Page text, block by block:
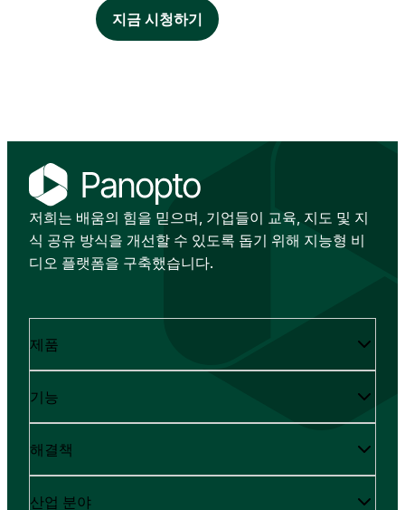
지금 시청하기
저희는 배움의 힘을 믿으며, 기업들이 교육, 지도 및 지
식 공유 방식을 개선할 수 있도록 돕기 위해 지능형 비
디오 플랫폼을 구축했습니다.
제품
기능
해결책
산업 분야